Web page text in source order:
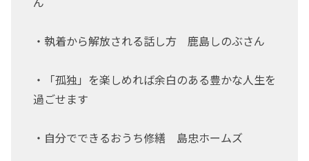
・執着から解放される話し方 鹿島しのぶさん
・「孤独」を楽しめれば余白のある豊かな人生を
過ごせます
・自分でできるおうち修繕 島忠ホームズ